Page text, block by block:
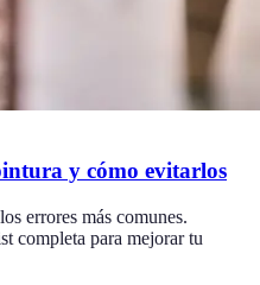
y cómo evitarlos
errores más comunes.
completa para mejorar tu